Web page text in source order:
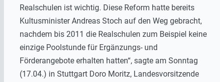
Realschulen ist wichtig. Diese Reform hatte bereits
Kultusminister Andreas Stoch auf den Weg gebracht,
nachdem bis 2011 die Realschulen zum Beispiel keine
einzige Poolstunde für Ergänzungs- und
Förderangebote erhalten hatten“, sagte am Sonntag
(17.04.) in Stuttgart Doro Moritz, Landesvorsitzende